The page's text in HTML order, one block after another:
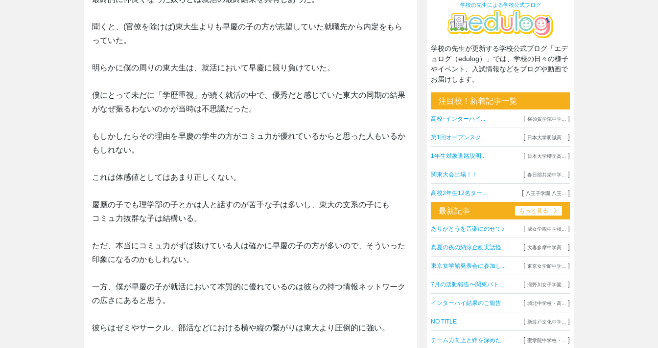
聞くと、(官僚を除けば)東大生よりも早慶の子の方が志望していた就職先から内定をもら
っていた。
明らかに僕の周りの東大生は、就活において早慶に競り負けていた。
僕にとって未だに「学歴重視」が続く就活の中で、優秀だと感じていた東大の同期の結果
がなぜ振るわないのかが当時は不思議だった。
もしかしたらその理由を早慶の学生の方がコミュ力が優れているからと思った人もいるか
もしれない。
これは体感値としてはあまり正しくない。
慶應の子でも理学部の子とかは人と話すのが苦手な子は多いし、東大の文系の子にも
コミュ力抜群な子は結構いる。
ただ、本当にコミュ力がずば抜けている人は確かに早慶の子の方が多いので、そういった
印象になるのかもしれない。
一方、僕が早慶の子が就活において本質的に優れているのは彼らの持つ情報ネットワーク
の広さにあると思う。
彼らはゼミやサークル、部活などにおける横や縦の繋がりは東大より圧倒的に強い。
学校の先生による学校公式ブログ
学校の先生が更新する学校公式ブログ「エデ
ュログ（edulog）」では、学校の日々の様子
やイベント、入試情報などをブログや動画で
お届けします。
注目校！新着記事一覧
高校･インターハイ... [ 横須賀学院中学... ]
第1回オープンスク... [ 日本大学明誠高... ]
1年生対象進路説明... [ 日本大学櫻丘高... ]
関東大会出場！！ [ 春日部共栄中学... ]
高校2年生12名ター... [ 八王子学園 八王... ]
最新記事 もっと見る
ありがとうを音楽にのせて♪ [ 成女学園中学校... ]
真夏の夜の納涼企画実話怪... [ 大妻多摩中学高... ]
東京女学館発表会に参加し... [ 東京女学館中学... ]
7月の活動報告〜関東バト... [ 瀧野川女子学園... ]
インターハイ結果のご報告 [ 城北中学校・高... ]
NO TITLE [ 新渡戸文化中学... ]
チーム力向上と絆を深めた... [ 聖学院中学校・... ]